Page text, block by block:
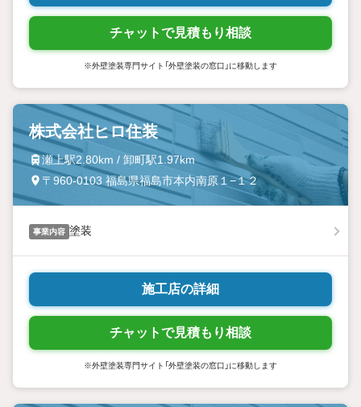
チャットで見積もり相談
※外壁塗装専門サイト「外壁塗装の窓口」に移動します
株式会社ヒロ住装
瀬上駅2.80km / 卸町駅1.97km
〒960-0103 福島県福島市本内南原１−１２
事業内容 塗装
施工店の詳細
チャットで見積もり相談
※外壁塗装専門サイト「外壁塗装の窓口」に移動します